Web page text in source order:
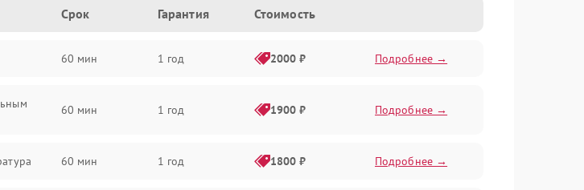
Срок Гарантия Стоимость
60 мин 1 год 2000 ₽ Подробнее →
60 мин 1 год 1900 ₽ Подробнее →
60 мин 1 год 1800 ₽ Подробнее →